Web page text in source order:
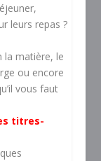
leurs repas ?
la matière, le
ou encore
vous faut
titres-